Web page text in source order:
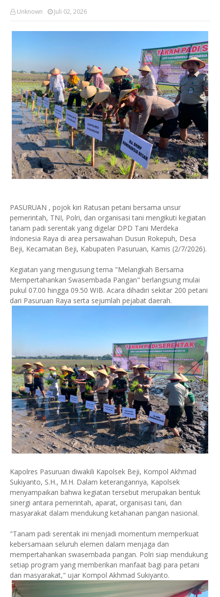
Unknown Juli 02, 2026
PASURUAN , pojok kiri Ratusan petani bersama unsur
pemerintah, TNI, Polri, dan organisasi tani mengikuti kegiatan
tanam padi serentak yang digelar DPD Tani Merdeka
Indonesia Raya di area persawahan Dusun Rokepuh, Desa
Beji, Kecamatan Beji, Kabupaten Pasuruan, Kamis (2/7/2026).
Kegiatan yang mengusung tema "Melangkah Bersama
Mempertahankan Swasembada Pangan" berlangsung mulai
pukul 07.00 hingga 09.50 WIB. Acara dihadiri sekitar 200 petani
dari Pasuruan Raya serta sejumlah pejabat daerah.
Kapolres Pasuruan diwakili Kapolsek Beji, Kompol Akhmad
Sukiyanto, S.H., M.H. Dalam keterangannya, Kapolsek
menyampaikan bahwa kegiatan tersebut merupakan bentuk
sinergi antara pemerintah, aparat, organisasi tani, dan
masyarakat dalam mendukung ketahanan pangan nasional.
"Tanam padi serentak ini menjadi momentum memperkuat
kebersamaan seluruh elemen dalam menjaga dan
mempertahankan swasembada pangan. Polri siap mendukung
setiap program yang memberikan manfaat bagi para petani
dan masyarakat," ujar Kompol Akhmad Sukiyanto.